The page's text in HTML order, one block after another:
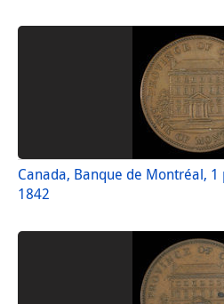
Canada, Banque de Montréal, 1
1842